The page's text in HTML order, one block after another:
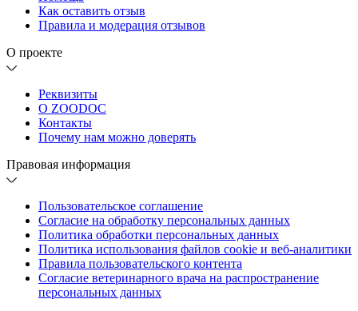
Как оставить отзыв
Правила и модерация отзывов
О проекте
Реквизиты
О ZOODOC
Контакты
Почему нам можно доверять
Правовая информация
Пользовательское соглашение
Согласие на обработку персональных данных
Политика обработки персональных данных
Политика использования файлов cookie и веб-аналитики
Правила пользовательского контента
Согласие ветеринарного врача на распространение
персональных данных